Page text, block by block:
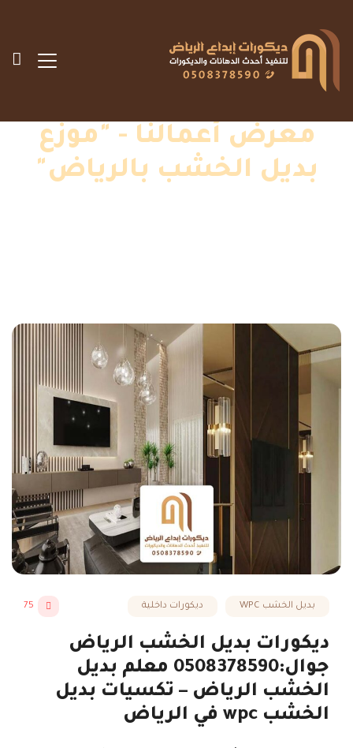
معرض أعمالنا - "موزع
بديل الخشب بالرياض"
بديل الخشب WPC ديكورات داخلية 75
ديكورات بديل الخشب الرياض
جوال:0508378590 معلم بديل
الخشب الرياض – تكسيات بديل
الخشب wpc في الرياض